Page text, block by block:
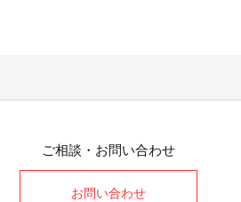
ご相談・お問い合わせ
お問い合わせ